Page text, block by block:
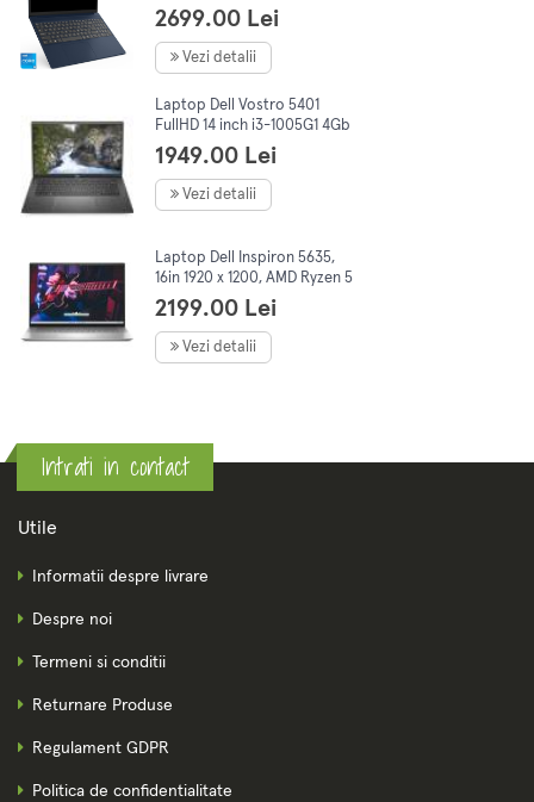
13420H, 15.3" WUXGA, IPS,
16GB DDR5, 512Gb SSD, NoOs,
Blue
2699.00 Lei
Vezi detalii
Laptop Dell Vostro 5401
FullHD 14 inch i3-1005G1 4Gb
RAM, 256Gb SSD, No OS
1949.00 Lei
Vezi detalii
Laptop Dell Inspiron 5635,
16in 1920 x 1200, AMD Ryzen 5
7530U 6C/12T, 2.0-4.5 GHz,
8Gb DDR4, 512Gb SSD, Win11
2199.00 Lei
Vezi detalii
Intrati in contact
Utile
Informatii despre livrare
Despre noi
Termeni si conditii
Returnare Produse
Regulament GDPR
Politica de confidentialitate